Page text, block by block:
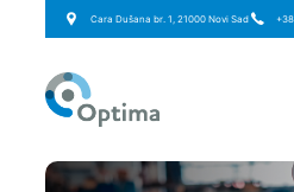
Cara Dušana br. 1, 21000 Novi Sad